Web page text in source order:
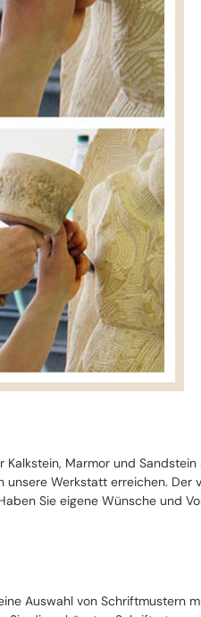
Marmor und
Werkstatt erreichen.
Sie eigene Wünsche und
Auswahl von Schriftmustern